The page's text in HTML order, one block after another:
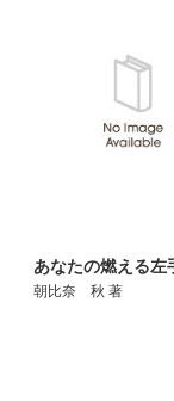
あなたの燃える左
朝比奈 秋 著